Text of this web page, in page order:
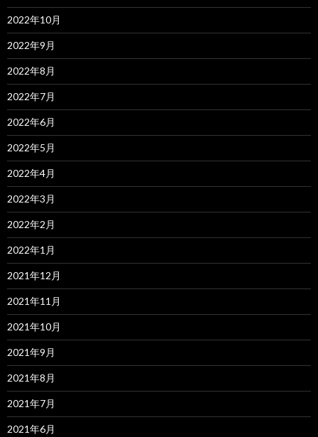
2022年10月
2022年9月
2022年8月
2022年7月
2022年6月
2022年5月
2022年4月
2022年3月
2022年2月
2022年1月
2021年12月
2021年11月
2021年10月
2021年9月
2021年8月
2021年7月
2021年6月